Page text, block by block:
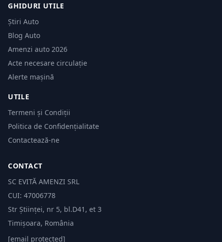
GHIDURI UTILE
Știri Auto
Blog Auto
Amenzi auto 2026
Acte necesare circulație
Alerte mașină
UTILE
Termeni și Condiții
Politica de Confidențialitate
Contactează-ne
CONTACT
SC EVITĂ AMENZI SRL
CUI: 47006778
Str Științei, nr 5, bl.D41, et 3
Timișoara, România
[email protected]